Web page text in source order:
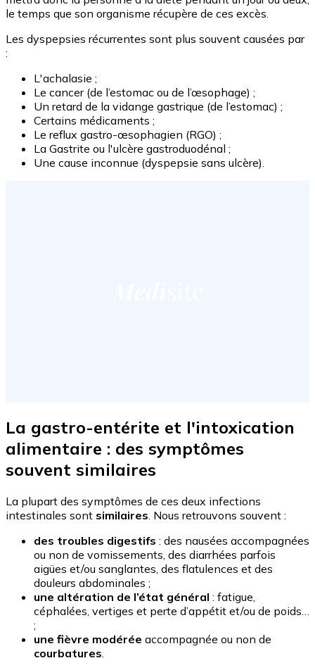
le temps que son organisme récupère de ces excès.
Les dyspepsies récurrentes sont plus souvent causées par
:
L'achalasie ;
Le cancer (de l’estomac ou de l’œsophage) ;
Un retard de la vidange gastrique (de l’estomac) ;
Certains médicaments ;
Le reflux gastro-œsophagien (RGO) ;
La Gastrite ou l'ulcère gastroduodénal ;
Une cause inconnue (dyspepsie sans ulcère).
La gastro-entérite et l'intoxication
alimentaire : des symptômes
souvent similaires
La plupart des symptômes de ces deux infections
intestinales sont similaires . Nous retrouvons souvent :
des troubles digestifs : des nausées accompagnées
ou non de vomissements, des diarrhées parfois
aigües et/ou sanglantes, des flatulences et des
douleurs abdominales ;
une altération de l’état général : fatigue,
céphalées, vertiges et perte d’appétit et/ou de poids…
;
une fièvre modérée accompagnée ou non de
courbatures